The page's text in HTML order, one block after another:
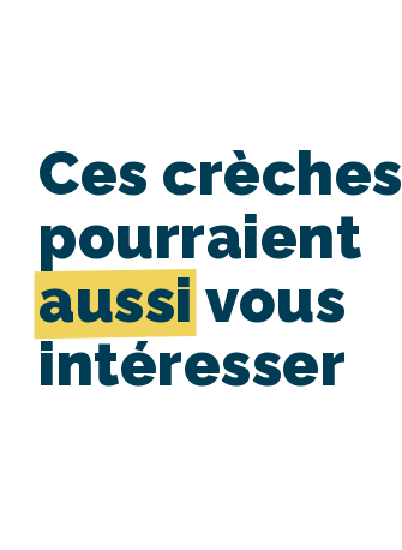
Ces crèches
pourraient
aussi vous
intéresser